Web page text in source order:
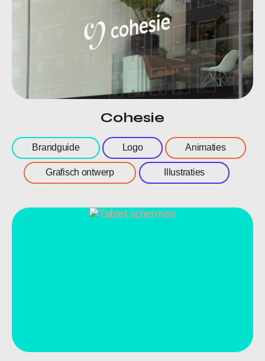
Cohesie
Brandguide Logo Animaties
Grafisch ontwerp Illustraties